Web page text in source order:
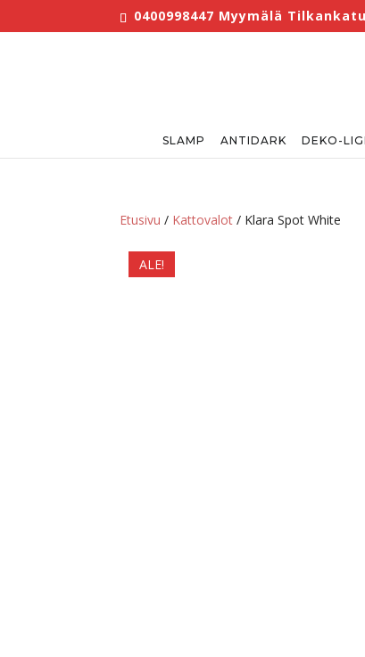
0400998447 Myymälä
SLAMP ANTIDARK DEKO-
Etusivu / Kattovalot / Klara Spot White
ALE!